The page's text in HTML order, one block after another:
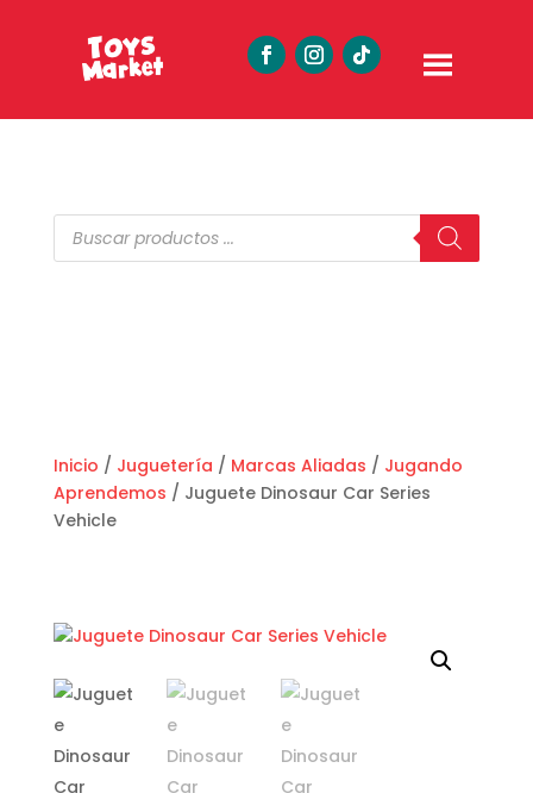
Búsqueda
de
productos
Inicio / Juguetería / Marcas Aliadas / Jugando
Aprendemos / Juguete Dinosaur Car Series
Vehicle